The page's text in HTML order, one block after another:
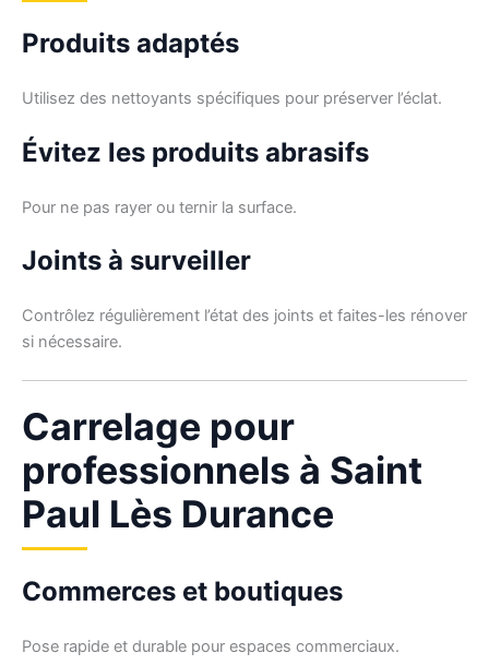
Produits adaptés
Utilisez des nettoyants spécifiques pour préserver l’éclat.
Évitez les produits abrasifs
Pour ne pas rayer ou ternir la surface.
Joints à surveiller
Contrôlez régulièrement l’état des joints et faites-les rénover
si nécessaire.
Carrelage pour
professionnels à Saint
Paul Lès Durance
Commerces et boutiques
Pose rapide et durable pour espaces commerciaux.